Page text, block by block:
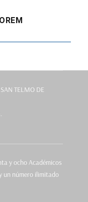
TELMO DE
y ocho Académicos
un número ilimitado